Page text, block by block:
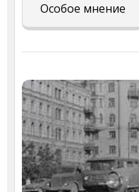
Особое мнение